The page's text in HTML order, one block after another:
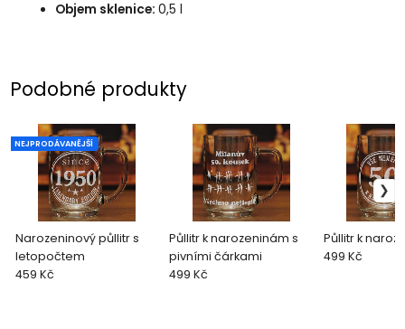
Objem sklenice:0,5 l
Podobné produkty
Narozeninový půllitr s
letopočtem
NEJPRODÁVANĚJŠÍ
459 Kč
Půllitr k narozeninám s
pivními čárkami
499 Kč
Půllitr k
499 Kč